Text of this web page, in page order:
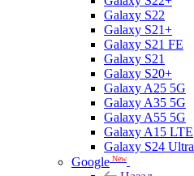
Galaxy S22
Galaxy S21+
Galaxy S21 FE
Galaxy S21
Galaxy S20+
Galaxy A25 5G
Galaxy A35 5G
Galaxy A55 5G
Galaxy A15 LTE
Galaxy S24 Ultra
Google New